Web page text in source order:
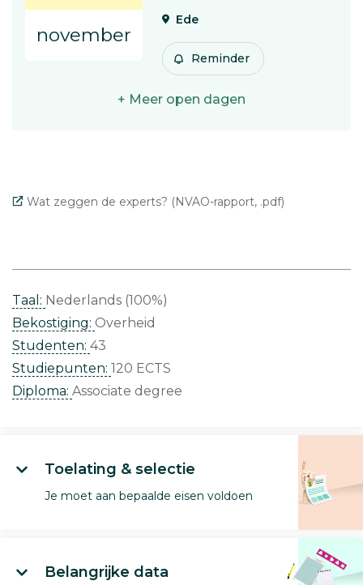
november
Ede
Reminder
+ Meer open dagen
Wat zeggen de experts? (NVAO-rapport, .pdf)
Taal: Nederlands (100%)
Bekostiging: Overheid
Studenten: 43
Studiepunten: 120 ECTS
Diploma: Associate degree
Toelating & selectie
Je moet aan bepaalde eisen voldoen
Belangrijke data